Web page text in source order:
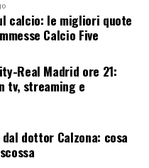
calcio: le migliori quote
Calcio Five
Real Madrid ore 21:
tv, streaming e
dottor Calzona: cosa